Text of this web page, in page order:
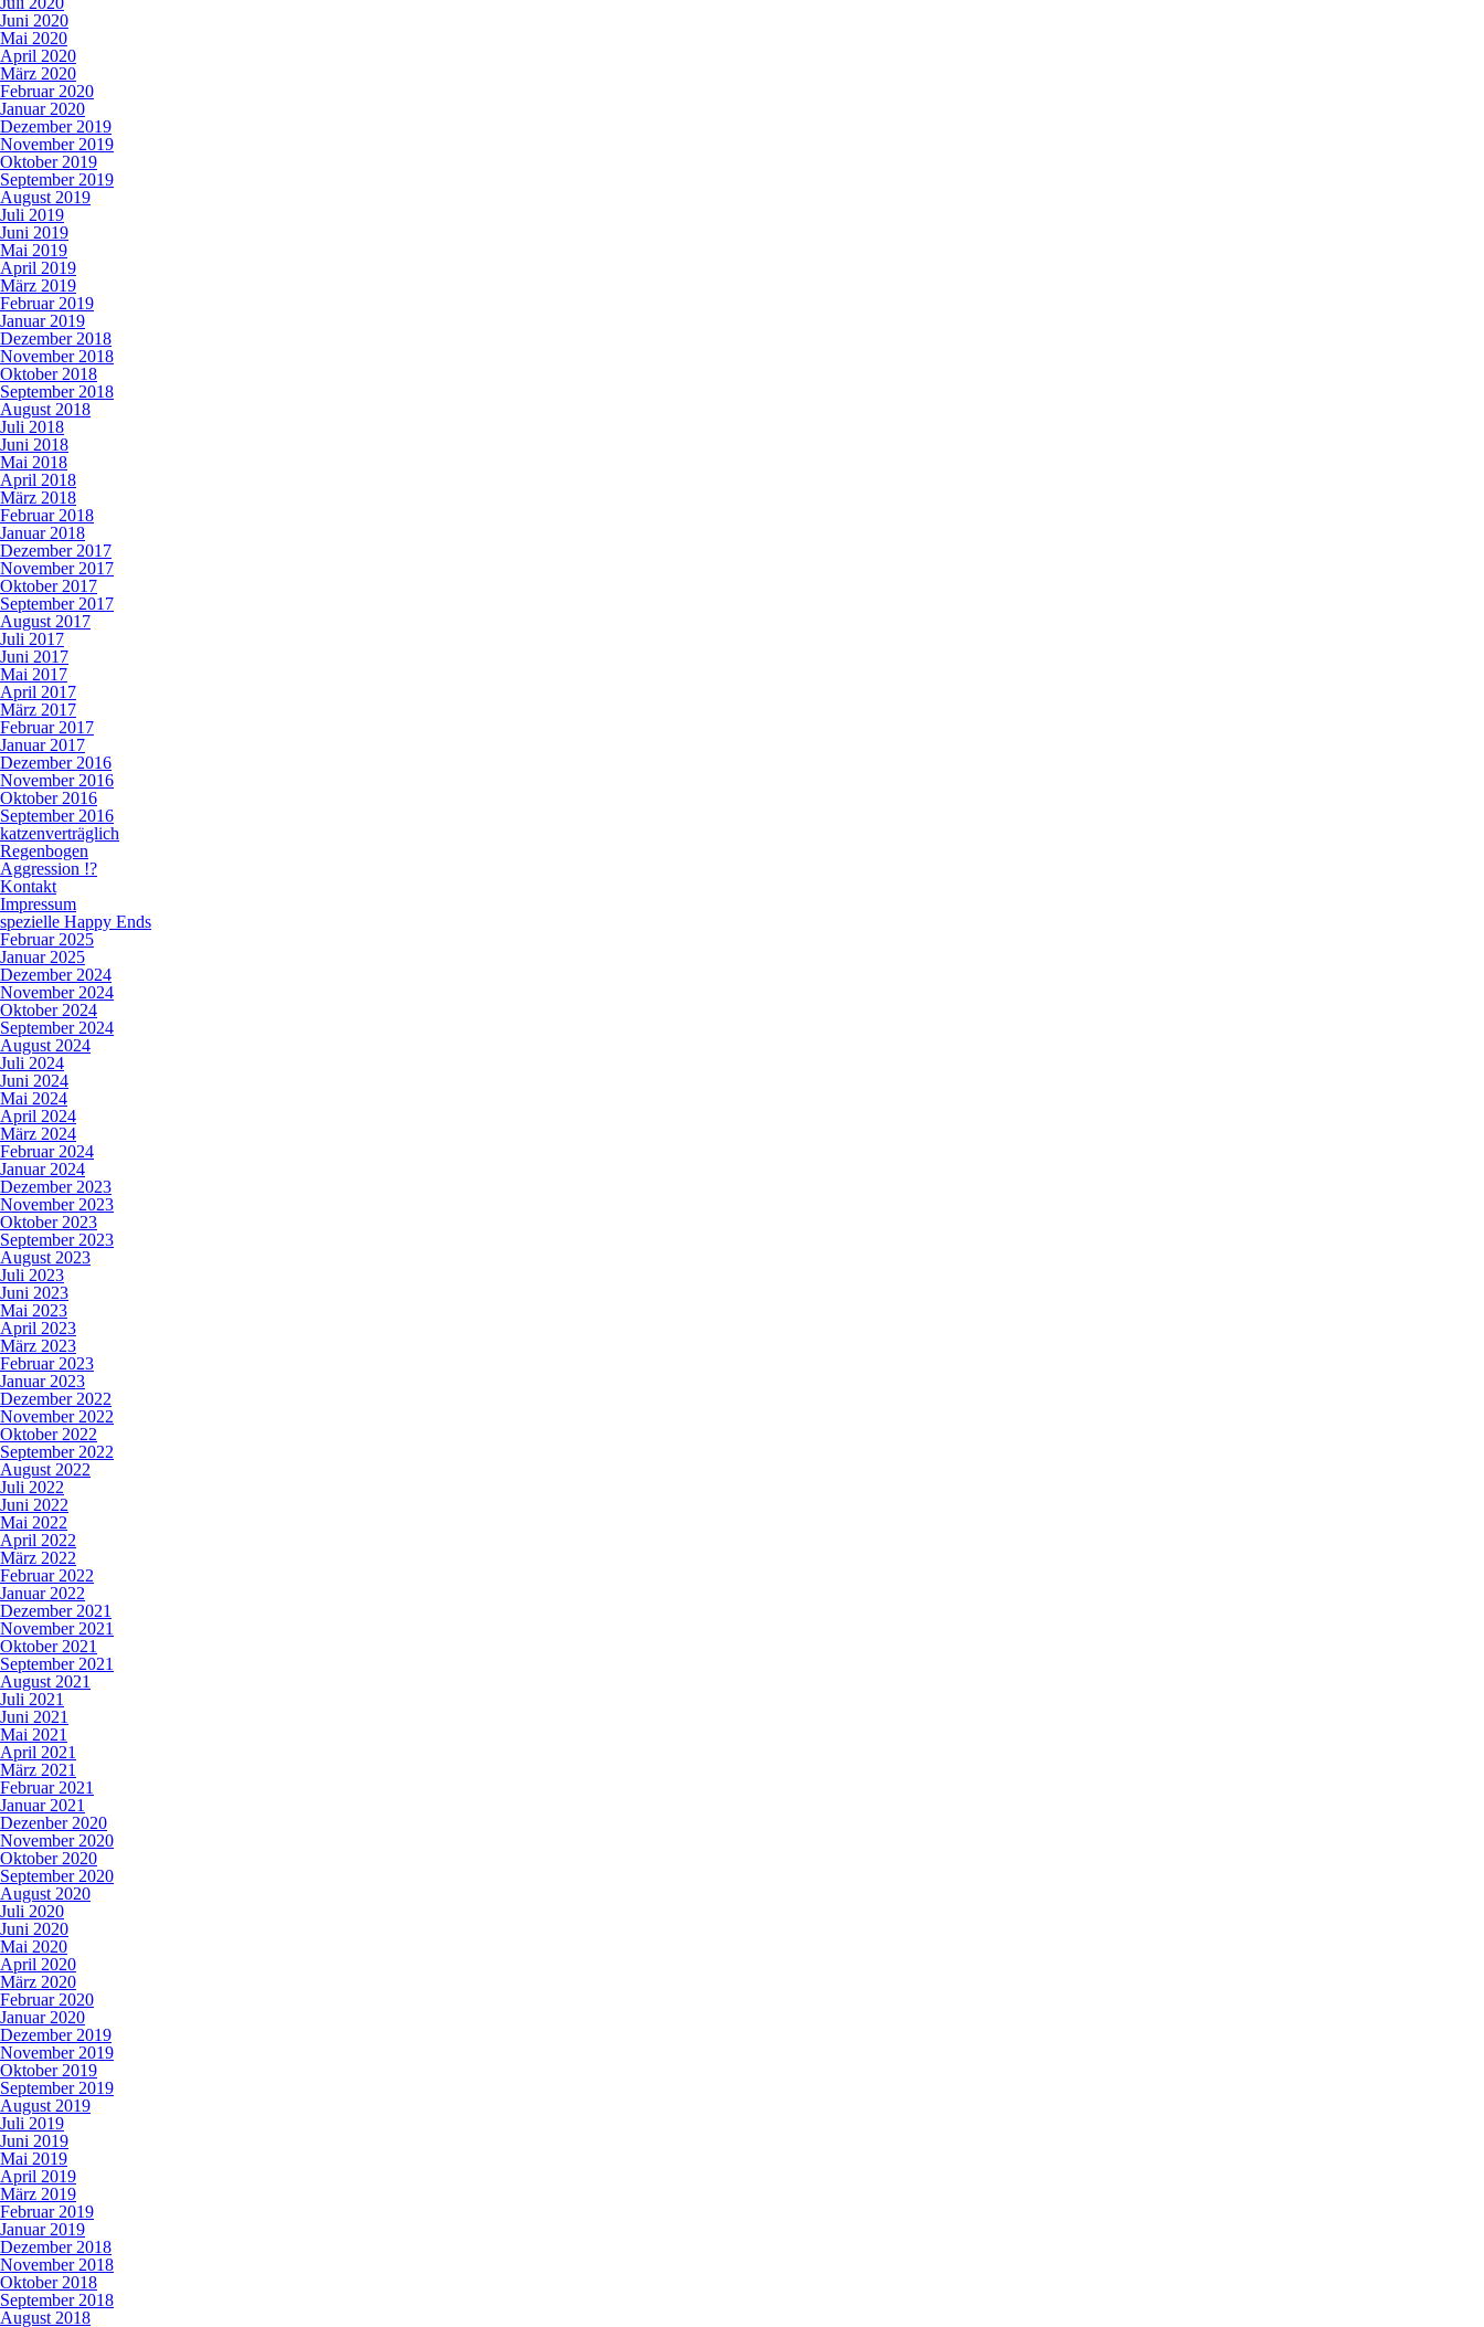
Juni 2020
Mai 2020
April 2020
März 2020
Februar 2020
Januar 2020
Dezember 2019
November 2019
Oktober 2019
September 2019
August 2019
Juli 2019
Juni 2019
Mai 2019
April 2019
März 2019
Februar 2019
Januar 2019
Dezember 2018
November 2018
Oktober 2018
September 2018
August 2018
Juli 2018
Juni 2018
Mai 2018
April 2018
März 2018
Februar 2018
Januar 2018
Dezember 2017
November 2017
Oktober 2017
September 2017
August 2017
Juli 2017
Juni 2017
Mai 2017
April 2017
März 2017
Februar 2017
Januar 2017
Dezember 2016
November 2016
Oktober 2016
September 2016
katzenverträglich
Regenbogen
Aggression !?
Kontakt
Impressum
spezielle Happy Ends
Februar 2025
Januar 2025
Dezember 2024
November 2024
Oktober 2024
September 2024
August 2024
Juli 2024
Juni 2024
Mai 2024
April 2024
März 2024
Februar 2024
Januar 2024
Dezember 2023
November 2023
Oktober 2023
September 2023
August 2023
Juli 2023
Juni 2023
Mai 2023
April 2023
März 2023
Februar 2023
Januar 2023
Dezember 2022
November 2022
Oktober 2022
September 2022
August 2022
Juli 2022
Juni 2022
Mai 2022
April 2022
März 2022
Februar 2022
Januar 2022
Dezember 2021
November 2021
Oktober 2021
September 2021
August 2021
Juli 2021
Juni 2021
Mai 2021
April 2021
März 2021
Februar 2021
Januar 2021
Dezenber 2020
November 2020
Oktober 2020
September 2020
August 2020
Juli 2020
Juni 2020
Mai 2020
April 2020
März 2020
Februar 2020
Januar 2020
Dezember 2019
November 2019
Oktober 2019
September 2019
August 2019
Juli 2019
Juni 2019
Mai 2019
April 2019
März 2019
Februar 2019
Januar 2019
Dezember 2018
November 2018
Oktober 2018
September 2018
August 2018